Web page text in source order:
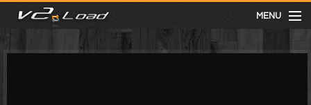
MENU
meist gesehen